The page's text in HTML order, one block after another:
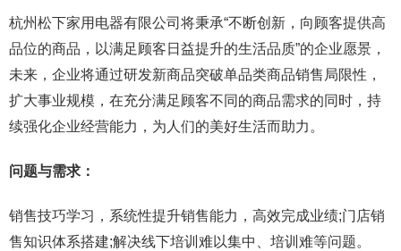
杭州松下家用电器有限公司将秉承“不断创新，向顾客提供高
品位的商品，以满足顾客日益提升的生活品质”的企业愿景，
未来，企业将通过研发新商品突破单品类商品销售局限性，
扩大事业规模，在充分满足顾客不同的商品需求的同时，持
续强化企业经营能力，为人们的美好生活而助力。
问题与需求：
销售技巧学习，系统性提升销售能力，高效完成业绩;门店销
售知识体系搭建;解决线下培训难以集中、培训难等问题。